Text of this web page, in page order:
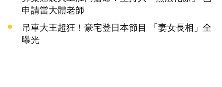
申請當大體老師
吊車大王超狂！豪宅登日本節目 「妻女長相」全
曝光